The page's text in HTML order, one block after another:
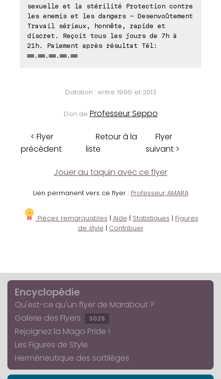
sexuelle et la stérilité Protection contre
les enemis et les dangers - Desenvoûtement
Travail sérieux, honnête, rapide et
discret. Reçoit tous les jours de 7h à
21h. Paiement après résultat Tél:
⊠⊠.⊠⊠.⊠⊠.⊠⊠.⊠⊠
Datation : entre 1996 et 2013
Don de Professeur Seppo
< Flyer
précédent
Retour à la
liste
Flyer
suivant >
Jouer au taquin avec ce flyer
Lien permanent vers ce flyer : Professeur AMARA
Pièces remarquables | Aide | Statistiques | Figures
de style | Contribuer
Encyclopédie
Qu'est-ce qu'un flyer de Marabout ?
Galerie des Flyers
3025
Rejoignez la Mago Pride !
Les Figures de Style
Herméneutique des sortilèges